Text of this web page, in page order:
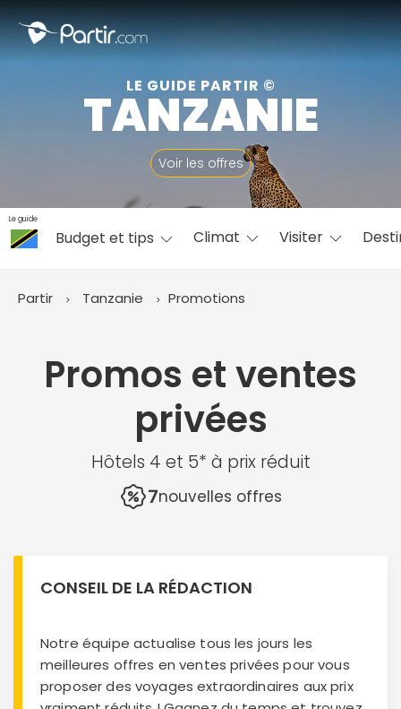
LE GUIDE PARTIR ©
TANZANIE
Voir les offres
Le guide
Budget et tips Climat Visiter
Partir Tanzanie Promotions
Promos et ventes
privées
Hôtels 4 et 5* à prix réduit
7nouvelles offres
CONSEIL DE LA RÉDACTION
Notre équipe actualise tous les jours les
meilleures offres en ventes privées pour vous
proposer des voyages extraordinaires aux prix
Fermer
📍 Destinations populaires
☀️ Où partir par mois
Juillet
Août Septembre
Octobre